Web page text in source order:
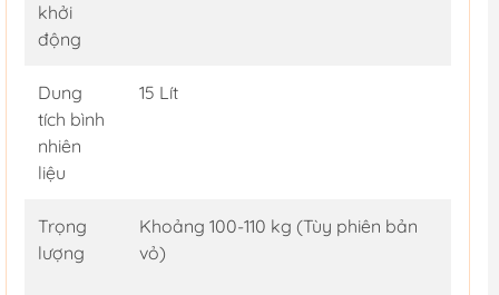
khởi
động
Dung
tích bình
nhiên
liệu
15 Lít
Trọng
lượng
Khoảng 100-110 kg (Tùy phiên bản
vỏ)